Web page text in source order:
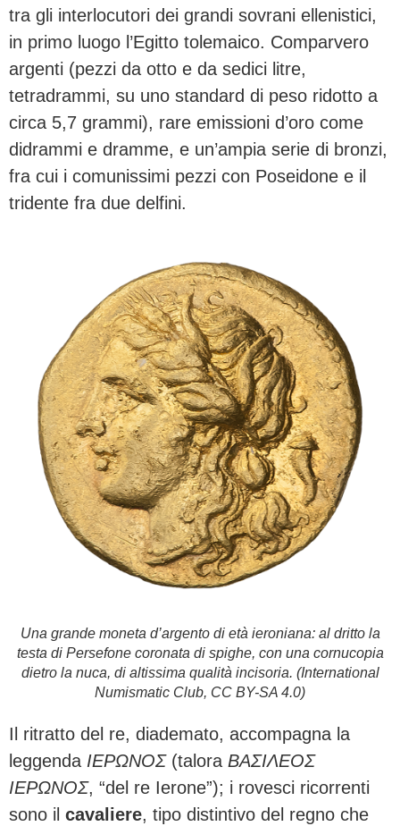
tra gli interlocutori dei grandi sovrani ellenistici,
in primo luogo l’Egitto tolemaico. Comparvero
argenti (pezzi da otto e da sedici litre,
tetradrammi, su uno standard di peso ridotto a
circa 5,7 grammi), rare emissioni d’oro come
didrammi e dramme, e un’ampia serie di bronzi,
fra cui i comunissimi pezzi con Poseidone e il
tridente fra due delfini.
Una grande moneta d’argento di età ieroniana: al dritto la
testa di Persefone coronata di spighe, con una cornucopia
dietro la nuca, di altissima qualità incisoria. (International
Numismatic Club, CC BY-SA 4.0)
Il ritratto del re, diademato, accompagna la
leggenda ΙΕΡΩΝΟΣ(talora ΒΑΣΙΛΕΟΣ
ΙΕΡΩΝΟΣ, “del re Ierone”); i rovesci ricorrenti
sono il cavaliere, tipo distintivo del regno che